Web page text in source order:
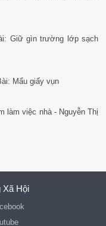
Giữ gìn trường lớp sạch
Mẩu giấy vụn
làm việc nhà - Nguyễn Thị
Xã Hội